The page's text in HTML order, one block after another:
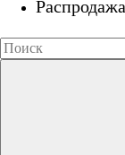
Распродажа